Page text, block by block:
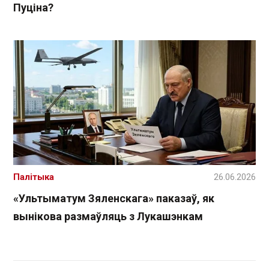
Пуціна?
«Ультыматум Зяленскага» паказаў, як
вынікова размаўляць з Лукашэнкам
Палітыка 26.06.2026